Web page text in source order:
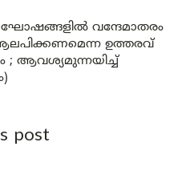
വന്ദേമാതരം
ഉത്തരവ്
; ആവശ്യമുന്നയിച്ച്
post